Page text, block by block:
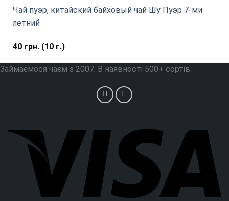
Чай пуэр, китайский байховый чай Шу Пуэр 7-ми
летний
40грн.(10 г.)
Займаємося чаєм з 2007. В наявності 500+ сортів.